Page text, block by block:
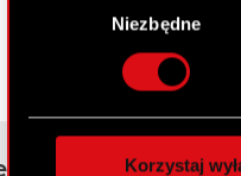
Dowiedz się więcej
szczegółów . W
Wykorzystujemy pliki
Niezbędne
Korzystaj